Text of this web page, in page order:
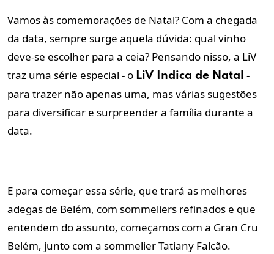
Vamos às comemorações de Natal? Com a chegada
da data, sempre surge aquela dúvida: qual vinho
deve-se escolher para a ceia? Pensando nisso, a LiV
traz uma série especial - o LiV Indica de Natal -
para trazer não apenas uma, mas várias sugestões
para diversificar e surpreender a família durante a
data.
E para começar essa série, que trará as melhores
adegas de Belém, com sommeliers refinados e que
entendem do assunto, começamos com a Gran Cru
Belém, junto com a sommelier Tatiany Falcão.